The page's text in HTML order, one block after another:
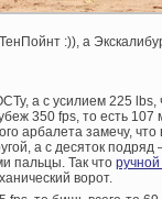
:)), а
а с усилием 225
350 fps, то есть
арбалета замечу, что
а с десяток подряд
пальцы. Так что
ворот.